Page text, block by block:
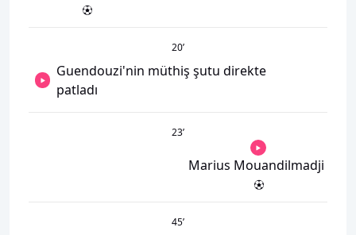
20’
Guendouzi'nin müthiş şutu direkte
patladı
23’
Marius Mouandilmadji
45’